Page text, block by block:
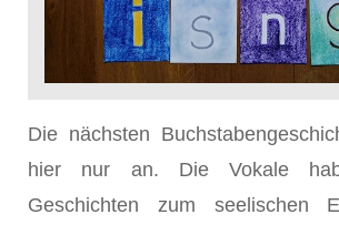
Die nächsten
hier nur an. Die Vokale
Geschichten zum seelischen